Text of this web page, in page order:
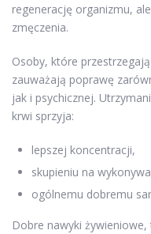
regenerację organizmu,
zmęczenia.
Osoby, które
zauważają poprawę
jak i psychicznej.
krwi sprzyja:
lepszej koncentracji,
skupieniu na
ogólnemu dobremu
Dobre nawyki